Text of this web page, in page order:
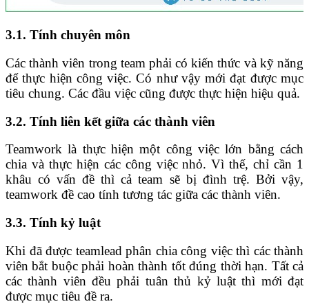
3.1. Tính chuyên môn
Các thành viên trong team phải có kiến thức và kỹ năng
để thực hiện công việc. Có như vậy mới đạt được mục
tiêu chung. Các đầu việc cũng được thực hiện hiệu quả.
3.2. Tính liên kết giữa các thành viên
Teamwork là thực hiện một công việc lớn bằng cách
chia và thực hiện các công việc nhỏ. Vì thế, chỉ cần 1
khâu có vấn đề thì cả team sẽ bị đình trệ. Bởi vậy,
teamwork đề cao tính tương tác giữa các thành viên.
3.3. Tính kỷ luật
Khi đã được teamlead phân chia công việc thì các thành
viên bắt buộc phải hoàn thành tốt đúng thời hạn. Tất cả
các thành viên đều phải tuân thủ kỷ luật thì mới đạt
được mục tiêu đề ra.